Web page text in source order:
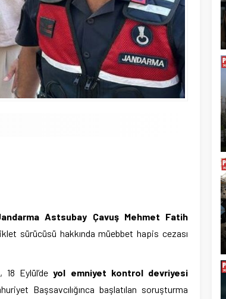
Astsubay Çavuş Mehmet Fatih
sürücüsü hakkında müebbet hapis cezası
18 Eylül’deyol emniyet kontrol devriyesi
Başsavcılığınca başlatılan soruşturma